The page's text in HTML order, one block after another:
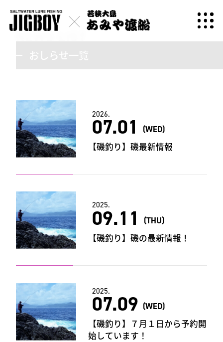
おしらせ一覧
NEWS LIST
2026.
07.01 (WED)
【磯釣り】磯最新情報
2025.
09.11 (THU)
【磯釣り】磯の最新情報！
2025.
07.09 (WED)
【磯釣り】７月１日から予約開
始しています！